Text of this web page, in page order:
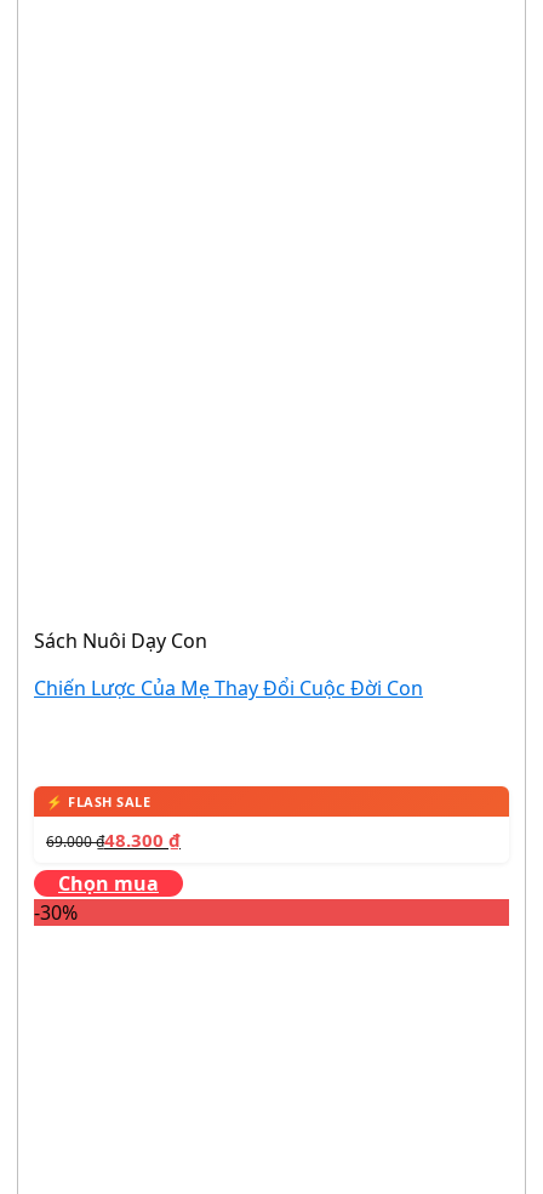
Sách Nuôi Dạy Con
Chiến Lược Của Mẹ Thay Đổi Cuộc Đời Con
69.000₫48.300 ₫
Chọn mua
-30%